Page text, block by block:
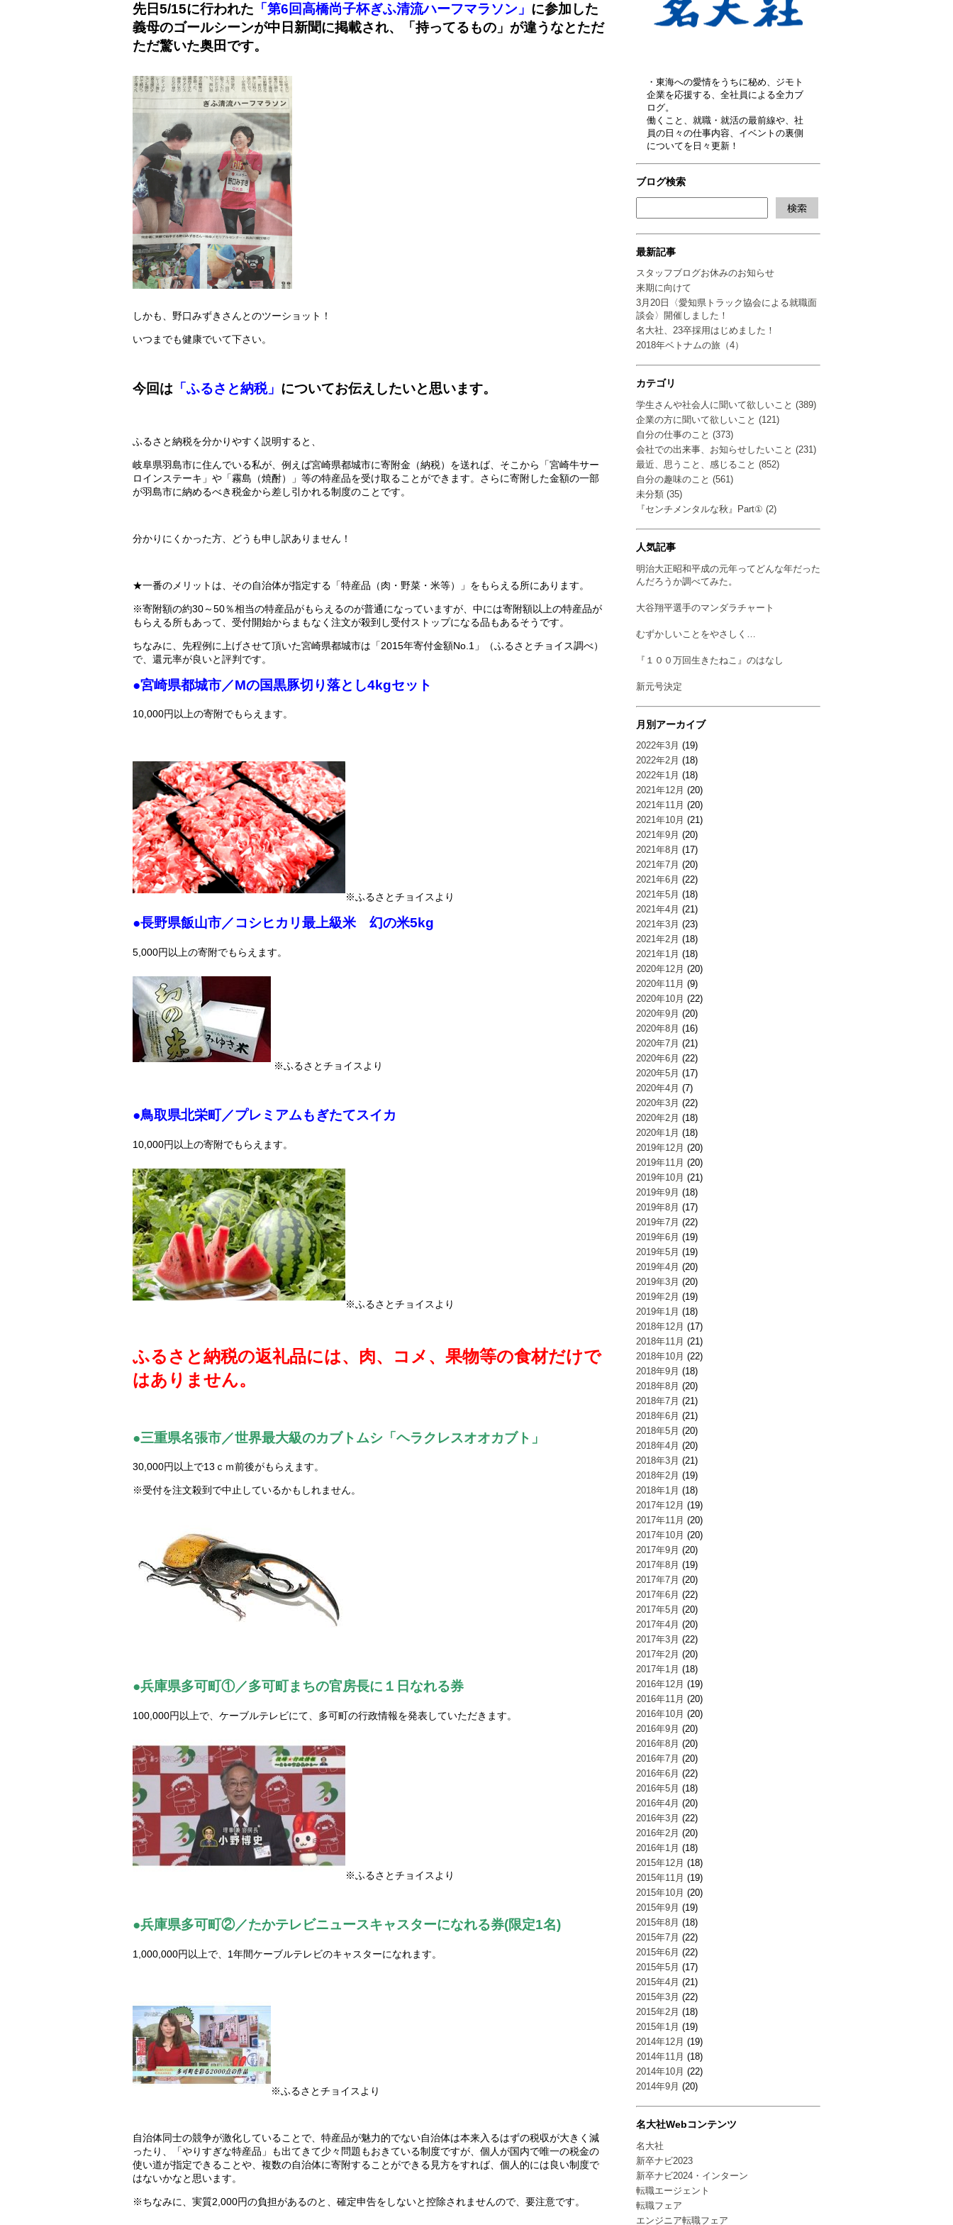
・東海への愛情をうちに秘め、ジモト
企業を応援する、全社員による全力ブ
ログ。
働くこと、就職・就活の最前線や、社
員の日々の仕事内容、イベントの裏側
についてを日々更新！
ブログ検索
最新記事
スタッフブログお休みのお知らせ
来期に向けて
3月20日〈愛知県トラック協会による就職面
談会〉開催しました！
名大社、23卒採用はじめました！
2018年ベトナムの旅（4）
カテゴリ
学生さんや社会人に聞いて欲しいこと (389)
企業の方に聞いて欲しいこと (121)
自分の仕事のこと (373)
会社での出来事、お知らせしたいこと (231)
最近、思うこと、感じること (852)
自分の趣味のこと (561)
未分類 (35)
『センチメンタルな秋』Part① (2)
人気記事
明治大正昭和平成の元年ってどんな年だった
んだろうか調べてみた。
大谷翔平選手のマンダラチャート
むずかしいことをやさしく…
『１００万回生きたねこ』のはなし
新元号決定
月別アーカイブ
2022年3月 (19)
2022年2月 (18)
2022年1月 (18)
2021年12月 (20)
2021年11月 (20)
2021年10月 (21)
2021年9月 (20)
2021年8月 (17)
2021年7月 (20)
2021年6月 (22)
2021年5月 (18)
2021年4月 (21)
2021年3月 (23)
2021年2月 (18)
2021年1月 (18)
2020年12月 (20)
2020年11月 (9)
2020年10月 (22)
2020年9月 (20)
2020年8月 (16)
2020年7月 (21)
2020年6月 (22)
2020年5月 (17)
2020年4月 (7)
2020年3月 (22)
2020年2月 (18)
2020年1月 (18)
2019年12月 (20)
2019年11月 (20)
2019年10月 (21)
2019年9月 (18)
2019年8月 (17)
2019年7月 (22)
2019年6月 (19)
2019年5月 (19)
2019年4月 (20)
2019年3月 (20)
2019年2月 (19)
2019年1月 (18)
2018年12月 (17)
2018年11月 (21)
2018年10月 (22)
2018年9月 (18)
2018年8月 (20)
2018年7月 (21)
2018年6月 (21)
2018年5月 (20)
2018年4月 (20)
2018年3月 (21)
2018年2月 (19)
2018年1月 (18)
2017年12月 (19)
2017年11月 (20)
2017年10月 (20)
2017年9月 (20)
2017年8月 (19)
2017年7月 (20)
2017年6月 (22)
2017年5月 (20)
2017年4月 (20)
2017年3月 (22)
2017年2月 (20)
2017年1月 (18)
2016年12月 (19)
2016年11月 (20)
2016年10月 (20)
2016年9月 (20)
2016年8月 (20)
2016年7月 (20)
2016年6月 (22)
2016年5月 (18)
2016年4月 (20)
2016年3月 (22)
2016年2月 (20)
2016年1月 (18)
2015年12月 (18)
2015年11月 (19)
2015年10月 (20)
2015年9月 (19)
2015年8月 (18)
2015年7月 (22)
2015年6月 (22)
2015年5月 (17)
2015年4月 (21)
2015年3月 (22)
2015年2月 (18)
2015年1月 (19)
2014年12月 (19)
2014年11月 (18)
2014年10月 (22)
2014年9月 (20)
名大社Webコンテンツ
名大社
新卒ナビ2023
新卒ナビ2024・インターン
転職エージェント
転職フェア
エンジニア転職フェア
先日5/15に行われた 「第6回高橋尚子杯ぎふ清流ハーフマラソン」 に参加した
義母のゴールシーンが中日新聞に掲載され、「持ってるもの」が違うなとただ
ただ驚いた奥田です。
しかも、野口みずきさんとのツーショット！
いつまでも健康でいて下さい。
今回は 「ふるさと納税」 についてお伝えしたいと思います。
ふるさと納税を分かりやすく説明すると、
岐阜県羽島市に住んでいる私が、例えば宮崎県都城市に寄附金（納税）を送れば、そこから「宮崎牛サー
ロインステーキ」や「霧島（焼酎）」等の特産品を受け取ることができます。さらに寄附した金額の一部
が羽島市に納めるべき税金から差し引かれる制度のことです。
分かりにくかった方、どうも申し訳ありません！
★一番のメリットは、その自治体が指定する「特産品（肉・野菜・米等）」をもらえる所にあります。
※寄附額の約30～50％相当の特産品がもらえるのが普通になっていますが、中には寄附額以上の特産品が
もらえる所もあって、受付開始からまもなく注文が殺到し受付ストップになる品もあるそうです。
ちなみに、先程例に上げさせて頂いた宮崎県都城市は「2015年寄付金額No.1」（ふるさとチョイス調べ）
で、還元率が良いと評判です。
●宮崎県都城市／Mの国黒豚切り落とし4kgセット
10,000円以上の寄附でもらえます。
※ふるさとチョイスより
●長野県飯山市／コシヒカリ最上級米 幻の米5kg
5,000円以上の寄附でもらえます。
※ふるさとチョイスより
●鳥取県北栄町／プレミアムもぎたてスイカ
10,000円以上の寄附でもらえます。
※ふるさとチョイスより
ふるさと納税の返礼品には、肉、コメ、果物等の食材だけで
はありません。
●三重県名張市／世界最大級のカブトムシ「ヘラクレスオオカブト」
30,000円以上で13ｃｍ前後がもらえます。
※受付を注文殺到で中止しているかもしれません。
●兵庫県多可町①／多可町まちの官房長に１日なれる券
100,000円以上で、ケーブルテレビにて、多可町の行政情報を発表していただきます。
※ふるさとチョイスより
●兵庫県多可町②／たかテレビニュースキャスターになれる券(限定1名)
1,000,000円以上で、1年間ケーブルテレビのキャスターになれます。
※ふるさとチョイスより
自治体同士の競争が激化していることで、特産品が魅力的でない自治体は本来入るはずの税収が大きく減
ったり、「やりすぎな特産品」も出てきて少々問題もおきている制度ですが、個人が国内で唯一の税金の
使い道が指定できることや、複数の自治体に寄附することができる見方をすれば、個人的には良い制度で
はないかなと思います。
※ちなみに、実質2,000円の負担があるのと、確定申告をしないと控除されませんので、要注意です。